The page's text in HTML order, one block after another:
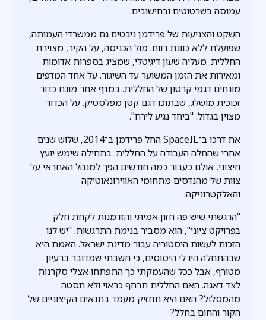
עמוסה בשרטוטים ובחישובים.
השקט והצניעות של פרידמן ניבטים גם ממשרדי העמותה,
שפועלת ללא כוונת רווח. מול הכניסה, על הקיר, מצוירת
החללית. מעליה שעון דיגיטלי, שמציג בספרות אדומות
ומאירות את הזמן המשוער עד השיגור. על אחד המדפים
מונחים דגמי קרטון של החללית. במדף אחר מונח כדור
זכוכית מושלג, שבתוכו דגם קטן מפלסטיק. על הכדור
מצוין בגדול: "ביחד נגיע לירח".
את דרכו ב־SpaceIL החל פרידמן ב־2014, שלוש שנים
אחרי שהחלה העבודה על החללית. בתחילה שימש יועץ
חיצוני, אולם כעבור כמה חודשים הפך למנהל האחראי על
צוות של מהנדסים מתחומי האווירונאוטיקה
והאלקטרוניקה.
"הרגשתי שיש פה חזון אמיתי והזדמנות לקחת חלק
בפרויקט ציוני", הוא מסביר בנימת התרגשות. "יש לנו
הזכות לעשות היסטוריה עבור מדינת ישראל. האמת היא
שבהתחלה היו לי היסוסים, כי חשבתי שמדובר ברעיון
מטורף, אבל ככל שהעמקתי כך התפתחו אצלי סקרנות
לצד דאגה. האם החללית תרחף כראוי ולא תסטה
מהמסלול? האם היא תחזיק מעמד בתנאים הקיצוניים של
הקור והחום בחלל?